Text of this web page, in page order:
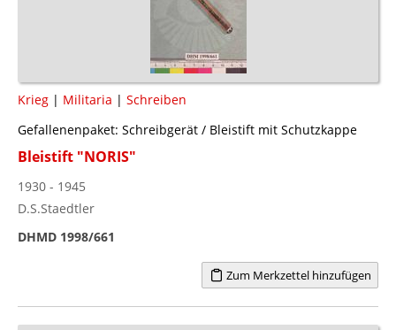
Krieg | Militaria | Schreiben
Gefallenenpaket: Schreibgerät / Bleistift mit Schutzkappe
Bleistift "NORIS"
1930 - 1945
D.S.Staedtler
DHMD 1998/661
Zum Merkzettel hinzufügen